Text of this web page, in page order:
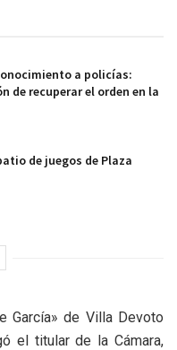
a policías:
de recuperar el orden en la
de juegos de Plaza
García» de Villa Devoto
el titular de la Cámara,